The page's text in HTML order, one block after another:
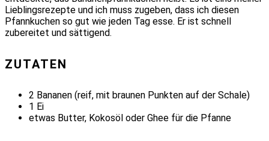
Lieblingsrezepte und ich muss zugeben, dass ich diesen
Pfannkuchen so gut wie jeden Tag esse. Er ist schnell
zubereitet und sättigend.
ZUTATEN
2 Bananen (reif, mit braunen Punkten auf der Schale)
1 Ei
etwas Butter, Kokosöl oder Ghee für die Pfanne